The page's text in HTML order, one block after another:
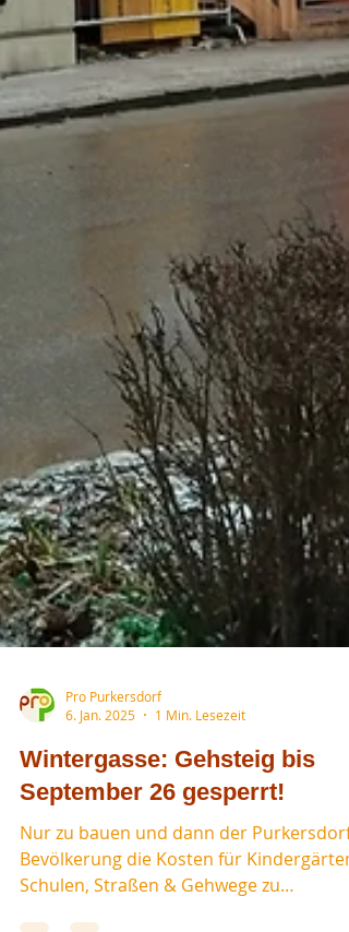
Pro Purkersdorf
6. Jan. 2025
Wintergasse: Gehsteig bis
September 26 gesperrt!
Nur zu bauen und dann der
Bevölkerung die Kosten für Kindergärten,